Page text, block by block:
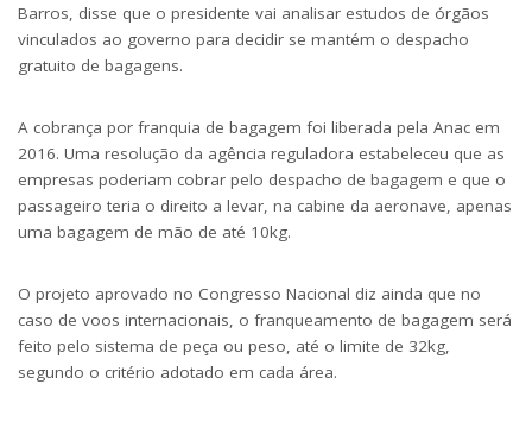
Barros, disse que o presidente vai analisar estudos de órgãos
vinculados ao governo para decidir se mantém o despacho
gratuito de bagagens.
A cobrança por franquia de bagagem foi liberada pela Anac em
2016. Uma resolução da agência reguladora estabeleceu que as
empresas poderiam cobrar pelo despacho de bagagem e que o
passageiro teria o direito a levar, na cabine da aeronave, apenas
uma bagagem de mão de até 10kg.
O projeto aprovado no Congresso Nacional diz ainda que no
caso de voos internacionais, o franqueamento de bagagem será
feito pelo sistema de peça ou peso, até o limite de 32kg,
segundo o critério adotado em cada área.